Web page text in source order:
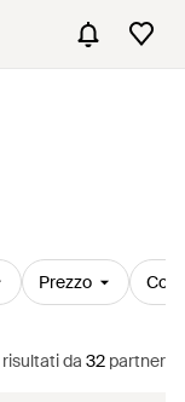
Prezzo
risultatida 32 partner